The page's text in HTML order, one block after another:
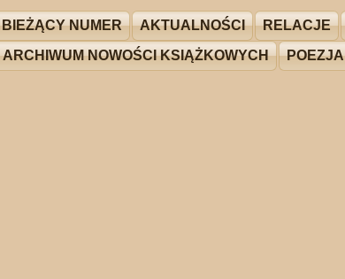
BIEŻĄCY NUMER AKTUALNOŚCI RELACJE
ARCHIWUM NOWOŚCI KSIĄŻKOWYCH
POEZJA